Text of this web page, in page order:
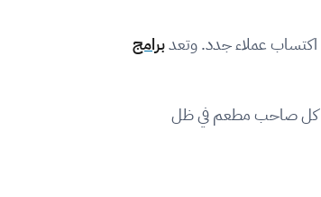
عملاء جدد. وتعدبرامج
كل صاحب مطعم في ظل